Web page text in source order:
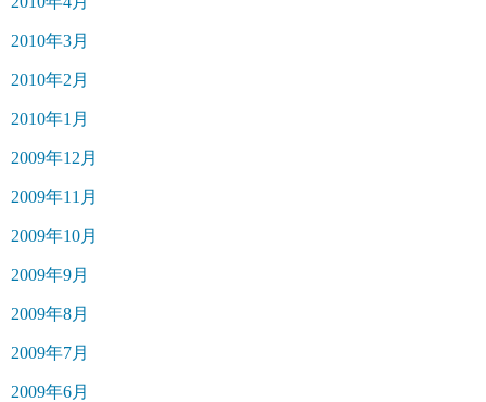
2010年3月
2010年2月
2010年1月
2009年12月
2009年11月
2009年10月
2009年9月
2009年8月
2009年7月
2009年6月